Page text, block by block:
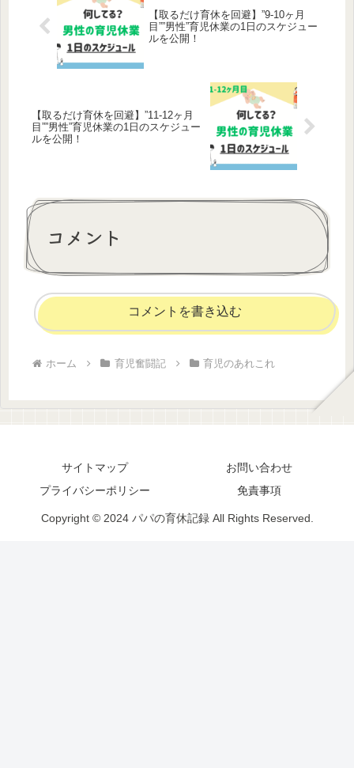
【取るだけ育休を回避】”9-10ヶ月
目””男性”育児休業の1日のスケジュー
ルを公開！
【取るだけ育休を回避】”11-12ヶ月
目””男性”育児休業の1日のスケジュー
ルを公開！
コメント
コメントを書き込む
ホーム 育児奮闘記 育児のあれこれ
サイトマップ
お問い合わせ
プライバシーポリシー
免責事項
Copyright © 2024 パパの育休記録 All Rights Reserved.